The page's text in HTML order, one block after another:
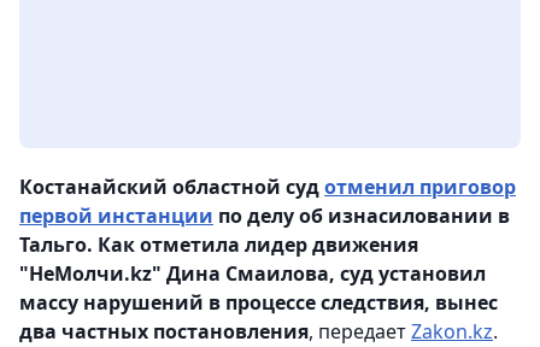
Костанайский областной судотменил приговор
первой инстанции по делу об изнасиловании в
Тальго. Как отметила лидер движения
"НеМолчи.kz" Дина Смаилова, суд установил
массу нарушений в процессе следствия, вынес
два частных постановления, передаетZakon.kz.